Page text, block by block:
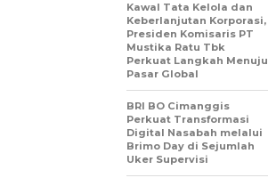
Kawal Tata Kelola dan
Keberlanjutan Korporasi,
Presiden Komisaris PT
Mustika Ratu Tbk
Perkuat Langkah Menuju
Pasar Global
BRI BO Cimanggis
Perkuat Transformasi
Digital Nasabah melalui
Brimo Day di Sejumlah
Uker Supervisi